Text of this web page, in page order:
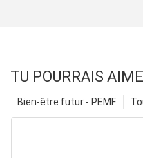
TU POURRAIS
Bien-être futur - PEMF